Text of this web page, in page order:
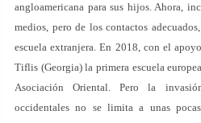
angloamericana para sus hijos. Ahora,
medios, pero de los contactos
escuela extranjera. En 2018, con el
Tiflis (Georgia) la primera escuela
Asociación Oriental. Pero la
occidentales no se limita a unas